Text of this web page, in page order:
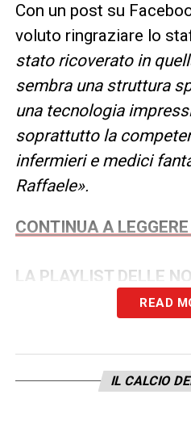
Con un post su
voluto ringraziare lo
stato ricoverato in
sembra una struttura
una tecnologia
soprattutto la
infermieri e medici
Raffaele».
CONTINUA A
LA PLAYLIST DELLE
READ
IL CALCIO